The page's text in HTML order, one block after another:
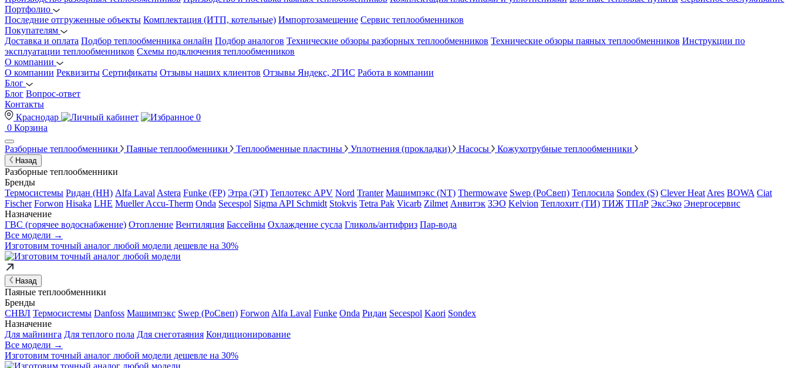
Портфолио
Последние отгруженные объекты Комплектация (ИТП, котельные) Импортозамещение Сервис теплообменников
Покупателям
Доставка и оплата Подбор теплообменника онлайн Подбор аналогов Технические обзоры разборных теплообменников Технические обзоры паяных теплообменников Инструкции по
эксплуатации теплообменников Схемы подключения теплообменников
О компании
О компании Реквизиты Сертификаты Отзывы наших клиентов Отзывы Яндекс, 2ГИС Работа в компании
Блог
Блог Вопрос-ответ
Контакты
Краснодар
0
0 Корзина
Разборные теплообменники Паяные теплообменники Теплообменные пластины Уплотнения (прокладки) Насосы Кожухотрубные теплообменники
Назад
Разборные теплообменники
Бренды
Термосистемы Ридан (НН) Alfa Laval Astera Funke (FP) Этра (ЭТ) Теплотекс APV Nord Tranter Машимпэкс (NT) Thermowave Swep (РоСвеп) Теплосила Sondex (S) Clever Heat Ares BOWA Ciat
Fischer Forwon Hisaka LHE Mueller Accu-Therm Onda Secespol Sigma API Schmidt Stokvis Tetra Pak Vicarb Zilmet Анвитэк ЗЭО Kelvion Теплохит (ТИ) ТИЖ ТПлР ЭксЭко Энергосервис
Назначение
ГВС (горячее водоснабжение) Отопление Вентиляция Бассейны Охлаждение сусла Гликоль/антифриз Пар-вода
Все модели →
Изготовим точный аналог любой модели дешевле на 30%
Назад
Паяные теплообменники
Бренды
СНВЛ Термосистемы Danfoss Машимпэкс Swep (РоСвеп) Forwon Alfa Laval Funke Onda Ридан Secespol Kaori Sondex
Назначение
Для майнинга Для теплого пола Для снеготаяния Кондиционирование
Все модели →
Изготовим точный аналог любой модели дешевле на 30%